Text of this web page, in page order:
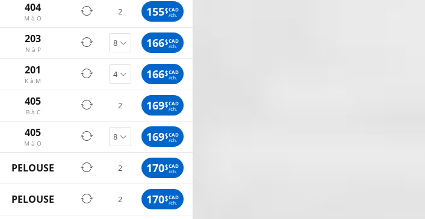
404
M à O
2 155$CAD
/ch.
203
N à P 166$CAD
/ch.
201
K à M 166$CAD
/ch.
405
B à C
2 169$CAD
/ch.
405
M à O 169$CAD
/ch.
PELOUSE 2 170$CAD
/ch.
PELOUSE 2 170$CAD
/ch.